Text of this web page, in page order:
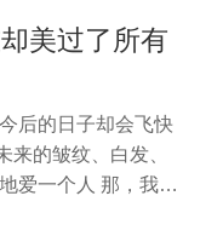
美过了所有
后的日子却会飞快
来的皱纹、白发、
爱一个人 那，我们